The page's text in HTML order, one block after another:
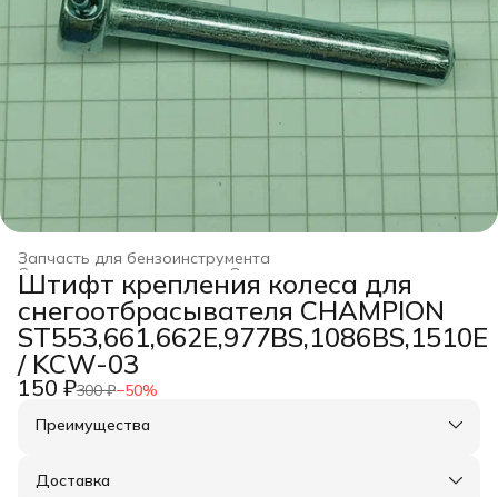
Запчасть для бензоинструмента
Оснастка для инструмента
Строительство и ремонт
Главная ›
Штифт крепления колеса для
снегоотбрасывателя CHAMPION
ST553,661,662Е,977BS,1086BS,1510E
/ KCW-03
150 ₽300 ₽−50%
Преимущества
Удобный возврат
Доставка